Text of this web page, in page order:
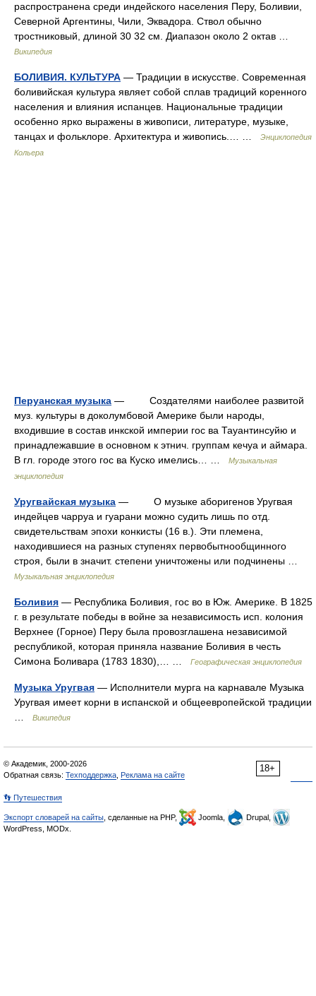
распространена среди индейского населения Перу, Боливии,
Северной Аргентины, Чили, Эквадора. Ствол обычно
тростниковый, длиной 30 32 см. Диапазон около 2 октав …
Википедия
БОЛИВИЯ. КУЛЬТУРА — Традиции в искусстве. Современная
боливийская культура являет собой сплав традиций коренного
населения и влияния испанцев. Национальные традиции
особенно ярко выражены в живописи, литературе, музыке,
танцах и фольклоре. Архитектура и живопись.… …
Энциклопедия
Кольера
Перуанская музыка — Создателями наиболее развитой
муз. культуры в доколумбовой Америке были народы,
входившие в состав инкской империи гос ва Тауантинсуйю и
принадлежавшие в основном к этнич. группам кечуа и аймара.
В гл. городе этого гос ва Куско имелись… …
Музыкальная
энциклопедия
Уругвайская музыка — О музыке аборигенов Уругвая
индейцев чарруа и гуарани можно судить лишь по отд.
свидетельствам эпохи конкисты (16 в.). Эти племена,
находившиеся на разных ступенях первобытнообщинного
строя, были в значит. степени уничтожены или подчинены …
Музыкальная энциклопедия
Боливия — Республика Боливия, гос во в Юж. Америке. В 1825
г. в результате победы в войне за независимость исп. колония
Верхнее (Горное) Перу была провозглашена независимой
республикой, которая приняла название Боливия в честь
Симона Боливара (1783 1830),… …
Географическая энциклопедия
Музыка Уругвая — Исполнители мурга на карнавале Музыка
Уругвая имеет корни в испанской и общеевропейской традиции
Википедия
18+
© Академик, 2000-2026
Обратная связь: Техподдержка Реклама на сайте
👣 Путешествия
Экспорт словарей на сайты , сделанные на PHP, Joomla,
Drupal,
WordPress, MODx.